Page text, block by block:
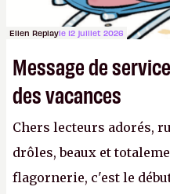
Ellen Replayle 12 juillet 2026
Message de
des vacances
Chers lecteurs adorés,
drôles, beaux et
flagornerie, c'est le